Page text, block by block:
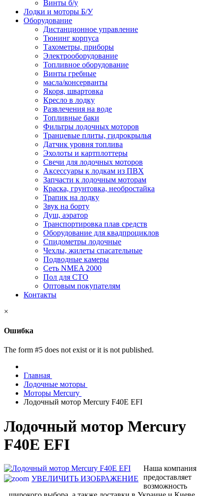
Винты б/у
Лодки и моторы Б/У
Оборудование
Дистанционное управление
Тюнинг корпуса
Тахометры, приборы
Электрооборудование
Топливное оборудование
Винты гребные
масла/консерванты
Якоря, швартовка
Кресло в лодку
Развлечения на воде
Топливные баки
Фильтры лодочных моторов
Транцевые плиты, гидрокрылья
Датчик уровня топлива
Эхолоты и картплоттеры
Cвечи для лодочных моторов
Аксессуары к лодкам из ПВХ
Запчасти к лодочным моторам
Краска, грунтовка, необростайка
Трапик на лодку
Звук на борту
Душ, аэратор
Транспортировка плав средств
Оборудование для квадпроциклов
Спидометры лодочные
Чехлы, жилеты спасательные
Подводные камеры
Сеть NMEA 2000
Пол для СТО
Оптовым покупателям
Контакты
×
Ошибка
The form #5 does not exist or it is not published.
Главная
Лодочные моторы
Моторы Mercury
Лодочный мотор Mercury F40E EFI
Лодочный мотор Mercury
F40E EFI
УВЕЛИЧИТЬ ИЗОБРАЖЕНИЕ
Наша компания
предоставляет
возможность